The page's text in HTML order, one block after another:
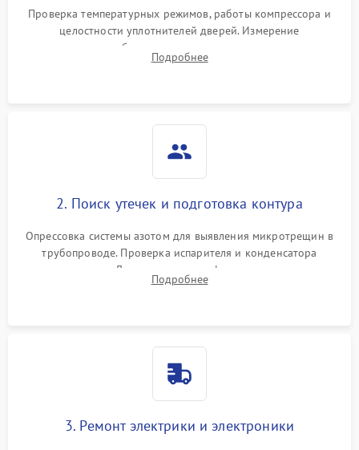
работе
2000 ₽ Подробнее →
1000 ₽
1800 ₽
Проверка температурных режимов, работы компрессора и
целостности уплотнителей дверей. Измерение
сопротивления обмоток мотора, проверка термостата и
считывание кодов ошибок с электронного дисплея.
Подробнее
2. Поиск утечек и подготовка контура
Опрессовка системы азотом для выявления микротрещин в
трубопроводе. Проверка испарителя и конденсатора
течеискателем. Демонтаж старого фильтра-осушителя и
продувка капиллярной трубки для устранения засоров.
Подробнее
3. Ремонт электрики и электроники